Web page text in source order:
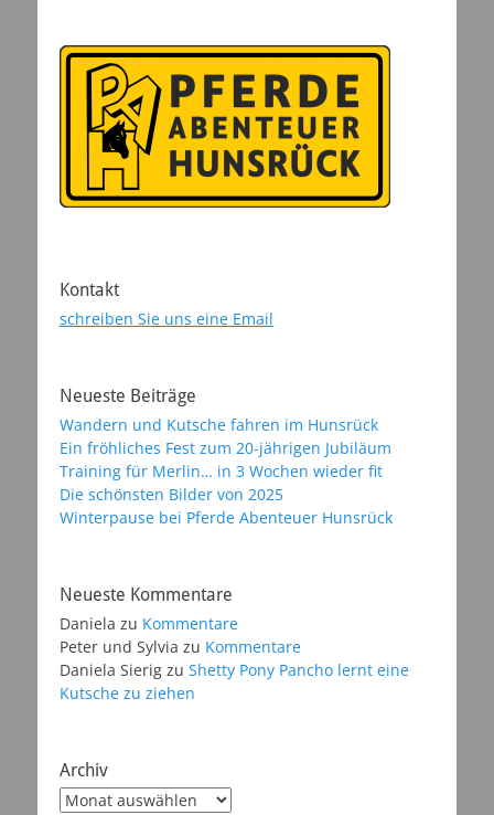
Kontakt
schreiben Sie uns eine Email
Neueste Beiträge
Wandern und Kutsche fahren im Hunsrück
Ein fröhliches Fest zum 20-jährigen Jubiläum
Training für Merlin… in 3 Wochen wieder fit
Die schönsten Bilder von 2025
Winterpause bei Pferde Abenteuer Hunsrück
Neueste Kommentare
Daniela zu Kommentare
Peter und Sylvia zu Kommentare
Daniela Sierig zu Shetty Pony Pancho lernt eine
Kutsche zu ziehen
Archiv
Archiv